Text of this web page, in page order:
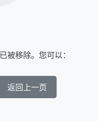
被移除。您可以：
返回上一页